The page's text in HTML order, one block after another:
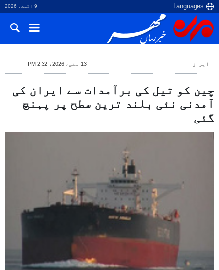
9 اگست، 2026
ایران 13 مئی، 2026، 2:32 PM
چین کو تیل کی برآمدات سے ایران کی
آمدنی نئی بلند ترین سطح پر پہنچ
گئی